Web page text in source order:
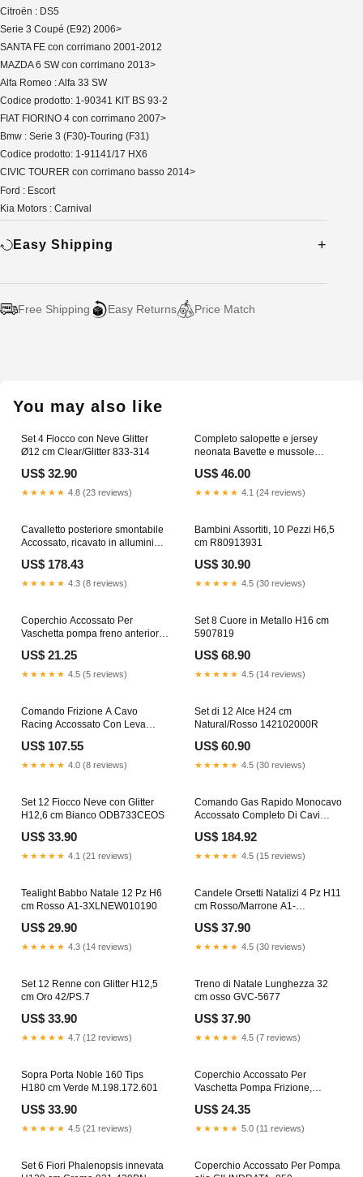
Citroën : DS5
Serie 3 Coupé (E92) 2006>
SANTA FE con corrimano 2001-2012
MAZDA 6 SW con corrimano 2013>
Alfa Romeo : Alfa 33 SW
Codice prodotto: 1-90341 KIT BS 93-2
FIAT FIORINO 4 con corrimano 2007>
Bmw : Serie 3 (F30)-Touring (F31)
Codice prodotto: 1-91141/17 HX6
CIVIC TOURER con corrimano basso 2014>
Ford : Escort
Kia Motors : Carnival
Easy Shipping
Free Shipping Easy Returns Price Match
cartYou may also like
Set 4 Fiocco con Neve Glitter
Ø12 cm Clear/Glitter 833-314
US$ 32.90
★★★★★ 4.8 (23 reviews)
Completo salopette e jersey
neonata Bavette e mussole
US$ 46.00
★★★★★ 4.1 (24 reviews)
Cavalletto posteriore smontabile
Accossato, ricavato in alluminio,
US$ 178.43
★★★★★ 4.3 (8 reviews)
Bambini Assortiti, 10 Pezzi H6,5
cm R80913931
US$ 30.90
★★★★★ 4.5 (30 reviews)
Coperchio Accossato Per
Vaschetta pompa freno anteriore
US$ 21.25
★★★★★ 4.5 (5 reviews)
Set 8 Cuore in Metallo H16 cm
5907819
US$ 68.90
★★★★★ 4.5 (14 reviews)
Comando Frizione A Cavo
Racing Accossato Con Leva
(Pomello+Leva+Regolatore)
Attacco 1 pollice MODELLO_ZX-
US$ 107.55
★★★★★ 4.0 (8 reviews)
Set di 12 Alce H24 cm
Natural/Rosso 142102000R
US$ 60.90
★★★★★ 4.5 (30 reviews)
Set 12 Fiocco Neve con Glitter
H12,6 cm Bianco ODB733CEOS
US$ 33.90
★★★★★ 4.1 (21 reviews)
Comando Gas Rapido Monocavo
Accossato Completo Di Cavi
GR006 Comandi frizione
US$ 184.92
★★★★★ 4.5 (15 reviews)
Tealight Babbo Natale 12 Pz H6
cm Rosso A1-3XLNEW010190
US$ 29.90
★★★★★ 4.3 (14 reviews)
Candele Orsetti Natalizi 4 Pz H11
cm Rosso/Marrone A1-
US$ 37.90
★★★★★ 4.5 (30 reviews)
Set 12 Renne con Glitter H12,5
cm Oro 42/PS.7
US$ 33.90
★★★★★ 4.7 (12 reviews)
Treno di Natale Lunghezza 32
cm osso GVC-5677
US$ 37.90
★★★★★ 4.5 (7 reviews)
Sopra Porta Noble 160 Tips
H180 cm Verde M.198.172.601
US$ 33.90
★★★★★ 4.5 (21 reviews)
Coperchio Accossato Per
Vaschetta Pompa Frizione,
MODELLO_RSV
US$ 24.35
★★★★★ 5.0 (11 reviews)
Set 6 Fiori Phalenopsis innevata
Coperchio Accossato Per Pompa